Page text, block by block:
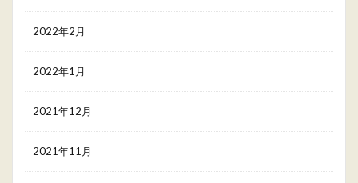
2022年2月
2022年1月
2021年12月
2021年11月